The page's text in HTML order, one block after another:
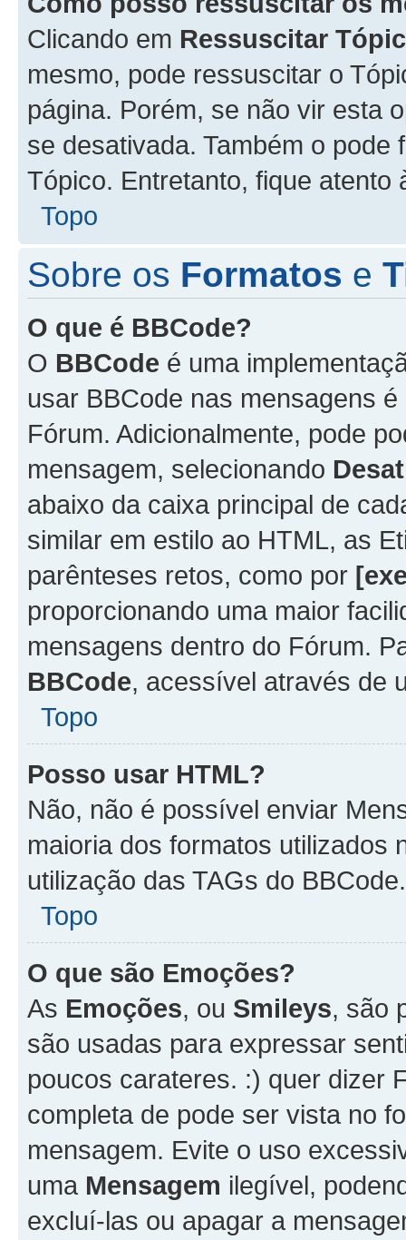
Clicando em Ressuscitar
mesmo, pode ressuscitar o
página. Porém, se não vir esta
se desativada. Também o
Tópico. Entretanto, fique atento
Topo
Sobre os Formatos e
O que é BBCode?
O BBCode é uma
usar BBCode nas mensagens
Fórum. Adicionalmente, pode
mensagem, selecionando
abaixo da caixa principal de
similar em estilo ao HTML, as
parênteses retos, como por
proporcionando uma maior
mensagens dentro do Fórum.
BBCode, acessível através de
Topo
Posso usar HTML?
Não, não é possível enviar
maioria dos formatos utilizados
utilização das TAGs do BBCode.
Topo
O que são Emoções?
As Emoções, ou Smileys, são
são usadas para expressar
poucos carateres. :) quer dizer
completa de pode ser vista no
mensagem. Evite o uso
uma Mensagem ilegível,
excluí-las ou apagar a